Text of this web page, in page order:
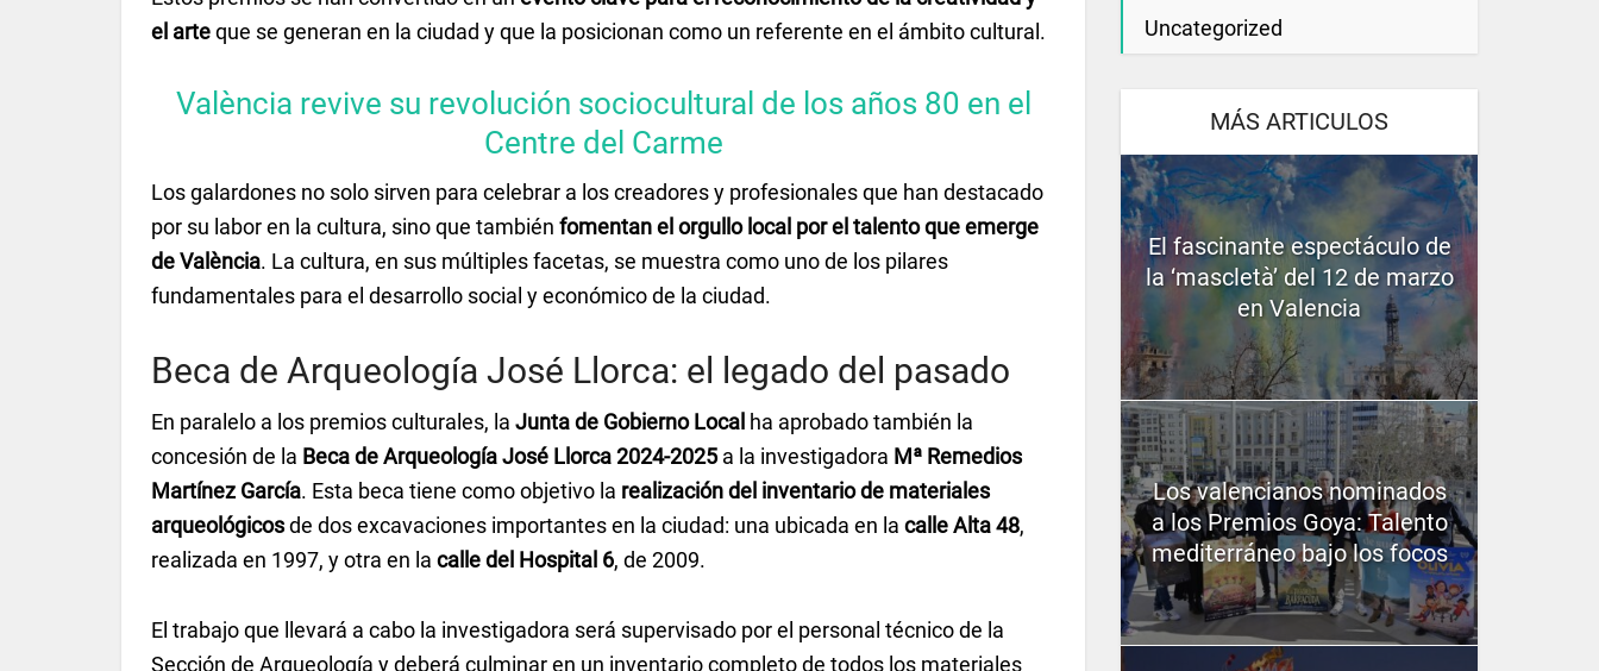
el arteque se generan en la ciudad y que la posicionan como un referente en el ámbito cultural.
València revive su revolución sociocultural de los años 80 en el
Centre del Carme
Los galardones no solo sirven para celebrar a los creadores y profesionales que han destacado
por su labor en la cultura, sino que también fomentan el orgullo local por el talento que emerge
de València. La cultura, en sus múltiples facetas, se muestra como uno de los pilares
fundamentales para el desarrollo social y económico de la ciudad.
Beca de Arqueología José Llorca: el legado del pasado
En paralelo a los premios culturales, la Junta de Gobierno Local ha aprobado también la
concesión de la Beca de Arqueología José Llorca 2024-2025a la investigadora Mª Remedios
Martínez García. Esta beca tiene como objetivo la realización del inventario de materiales
arqueológicosde dos excavaciones importantes en la ciudad: una ubicada en la calle Alta 48,
realizada en 1997, y otra en la calle del Hospital 6, de 2009.
El trabajo que llevará a cabo la investigadora será supervisado por el personal técnico de la
Sección de Arqueología y deberá culminar en un inventario completo de todos los materiales
Uncategorized
MÁS ARTICULOS
El fascinante espectáculo de
la ‘mascletà’ del 12 de marzo
en Valencia
Los valencianos nominados
a los Premios Goya: Talento
mediterráneo bajo los focos